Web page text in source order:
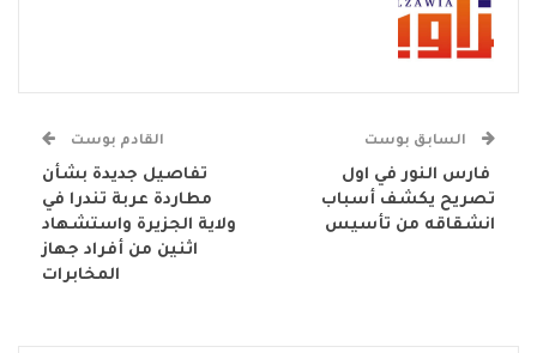
السابق بوست
فارس النور في اول
تصريح يكشف أسباب
انشقاقه من تأسيس
القادم بوست
تفاصيل جديدة بشأن
مطاردة عربة تندرا في
ولاية الجزيرة واستشهاد
اثنين من أفراد جهاز
المخابرات